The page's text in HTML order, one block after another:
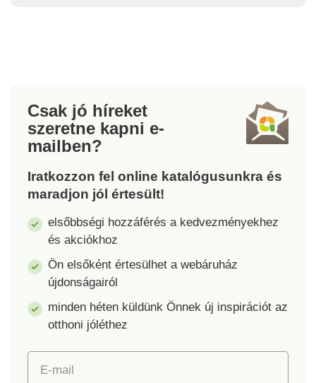
Csak jó híreket
szeretne kapni e-
mailben?
Iratkozzon fel online katalógusunkra és
maradjon jól értesült!
elsőbbségi hozzáférés a kedvezményekhez
és akciókhoz
Ön elsőként értesülhet a webáruház
újdonságairól
minden héten küldünk Önnek új inspirációt az
otthoni jóléthez
E-mail